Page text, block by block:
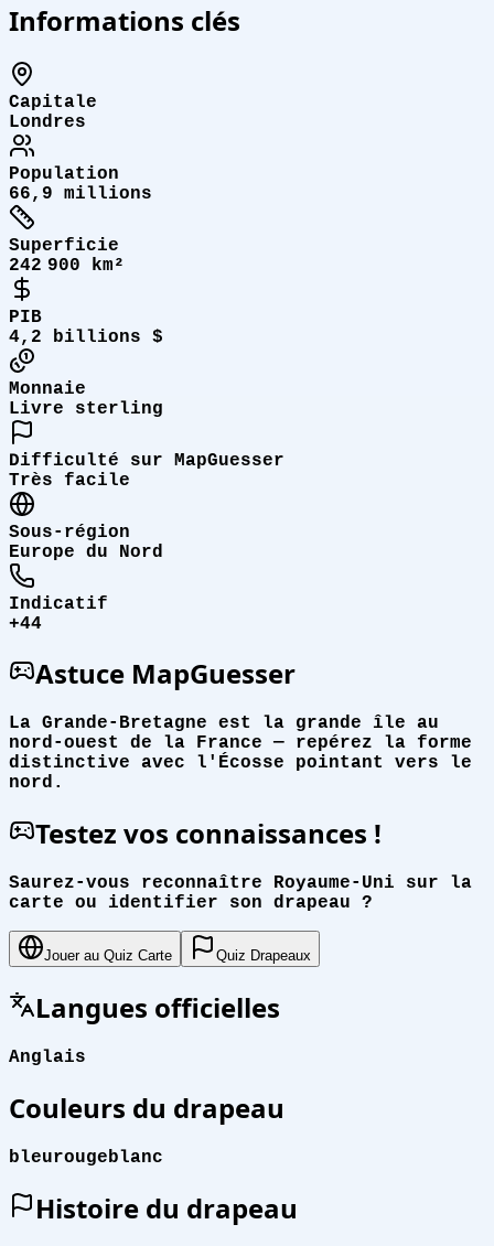
Informations clés
Capitale
Londres
Population
66,9 millions
Superficie
242 900 km²
PIB
4,2 billions $
Monnaie
Livre sterling
Difficulté sur MapGuesser
Très facile
Sous-région
Europe du Nord
Indicatif
+44
Astuce MapGuesser
La Grande-Bretagne est la grande île au
nord-ouest de la France — repérez la forme
distinctive avec l'Écosse pointant vers le
nord.
Testez vos connaissances !
Saurez-vous reconnaître Royaume-Uni sur la
carte ou identifier son drapeau ?
Jouer au Quiz Carte Quiz Drapeaux
Langues officielles
Anglais
Couleurs du drapeau
bleurougeblanc
Histoire du drapeau